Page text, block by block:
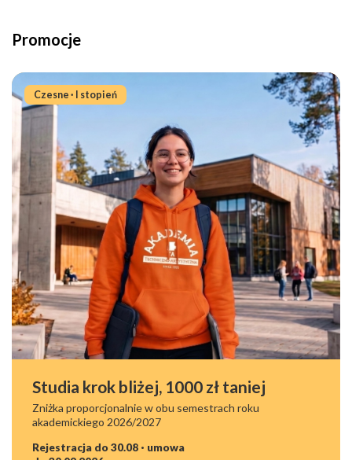
Promocje
Czesne · I stopień
Studia krok bliżej, 1000 zł taniej
Zniżka proporcjonalnie w obu semestrach roku
akademickiego 2026/2027
Rejestracja do 30.08 · umowa
Zniżki i promocje